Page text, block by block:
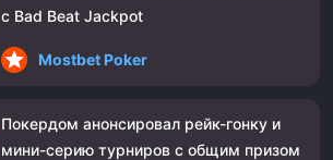
с Bad Beat Jackpot
Mostbet Poker
Покердом анонсировал рейк-гонку и
мини-серию турниров с общим призом